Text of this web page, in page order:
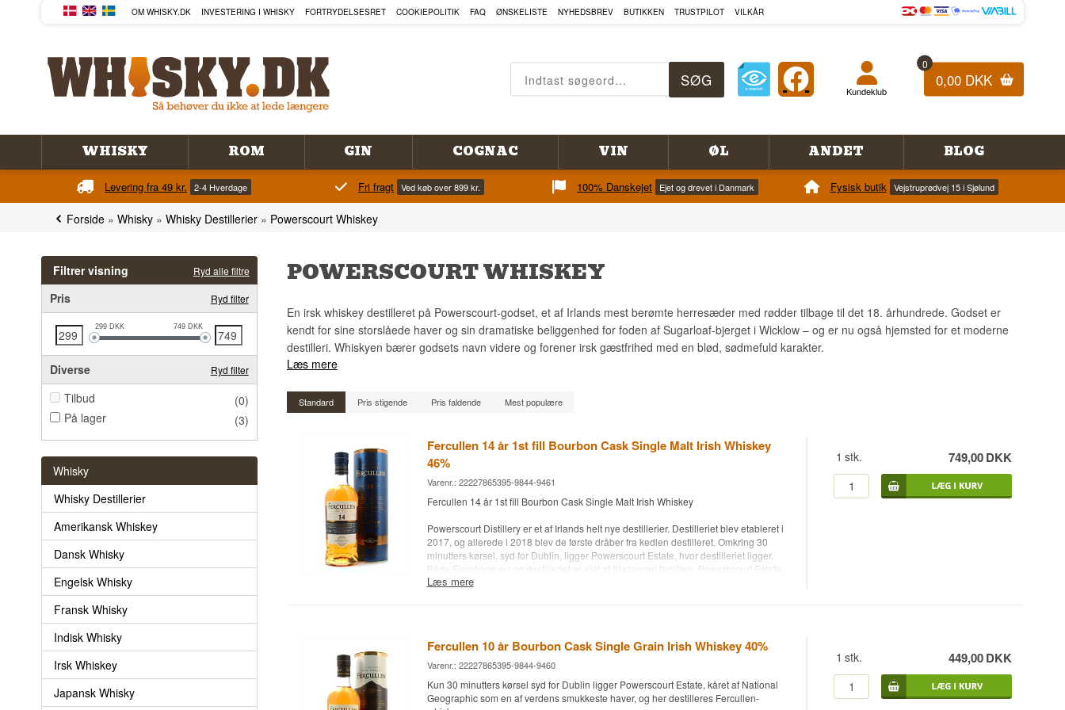
OM WHISKY.DK INVESTERING I WHISKY FORTRYDELSESRET COOKIEPOLITIK FAQ ØNSKELISTE NYHEDSBREV BUTIKKEN TRUSTPILOT VILKÅR
0
0,00 DKK
Kundeklub
WHISKY ROM GIN COGNAC VIN ØL ANDET BLOG
Levering fra 49 kr. 2-4 Hverdage Fri fragt Ved køb over 899 kr. 100% Danskejet Ejet og drevet i Danmark Fysisk butik Vejstruprødvej 15 i Sjølund
Forside » Whisky » Whisky Destillerier » Powerscourt Whiskey
Filtrer visning Ryd alle filtre
Pris Ryd filter
299 DKK 749 DKK
Diverse Ryd filter
Tilbud
(0)
På lager
(3)
Whisky
Whisky Destillerier
Amerikansk Whiskey
Dansk Whisky
Engelsk Whisky
Fransk Whisky
Indisk Whisky
Irsk Whiskey
Japansk Whisky
POWERSCOURT WHISKEY
En irsk whiskey destilleret på Powerscourt-godset, et af Irlands mest berømte herresæder med rødder tilbage til det 18. århundrede. Godset er
kendt for sine storslåede haver og sin dramatiske beliggenhed for foden af Sugarloaf-bjerget i Wicklow – og er nu også hjemsted for et moderne
destilleri. Whiskyen bærer godsets navn videre og forener irsk gæstfrihed med en blød, sødmefuld karakter.
Læs mere
Standard Pris stigende Pris faldende Mest populære
Fercullen 14 år 1st fill Bourbon Cask Single Malt Irish Whiskey
46%
Varenr.: 22227865395-9844-9461
Fercullen 14 år 1st fill Bourbon Cask Single Malt Irish Whiskey
Powerscourt Distillery er et af Irlands helt nye destillerier. Destilleriet blev etableret i
2017, og allerede i 2018 blev de første dråber fra kedlen destilleret. Omkring 30
minutters kørsel, syd for Dublin, ligger Powerscourt Estate, hvor destilleriet ligger.
Både Ejendommen og destilleriet er ejet af Slazenger-familien. Powerscourt Estate,
ofte beskrevet som juvelen "The Garden Country" i Wicklow, er et tidløst og meget
Efter 14 års lagring på 1st fill Bourbon Barrels, er denne skønne Fercullen 14 år
har udviklet den prisvindende serie "Fercullen". Hver af disse whiskyer er blevet til
ved anvendelse af whisky, som Noel og hans team tidligere har produceret på
Læs mere
1 stk. 749,00DKK
Fercullen 10 år Bourbon Cask Single Grain Irish Whiskey 40%
Varenr.: 22227865395-9844-9460
Kun 30 minutters kørsel syd for Dublin ligger Powerscourt Estate, kåret af National
Geographic som en af verdens smukkeste haver, og her destilleres Fercullen-
1 stk. 449,00DKK